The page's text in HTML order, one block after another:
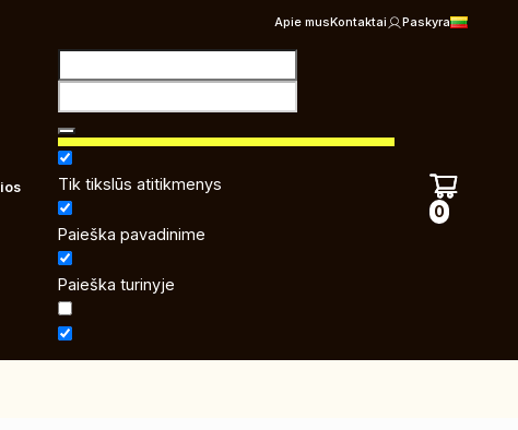
Apie musKontaktai Paskyra
Tik tikslūs atitikmenys
Paieška pavadinime
Paieška turinyje
0